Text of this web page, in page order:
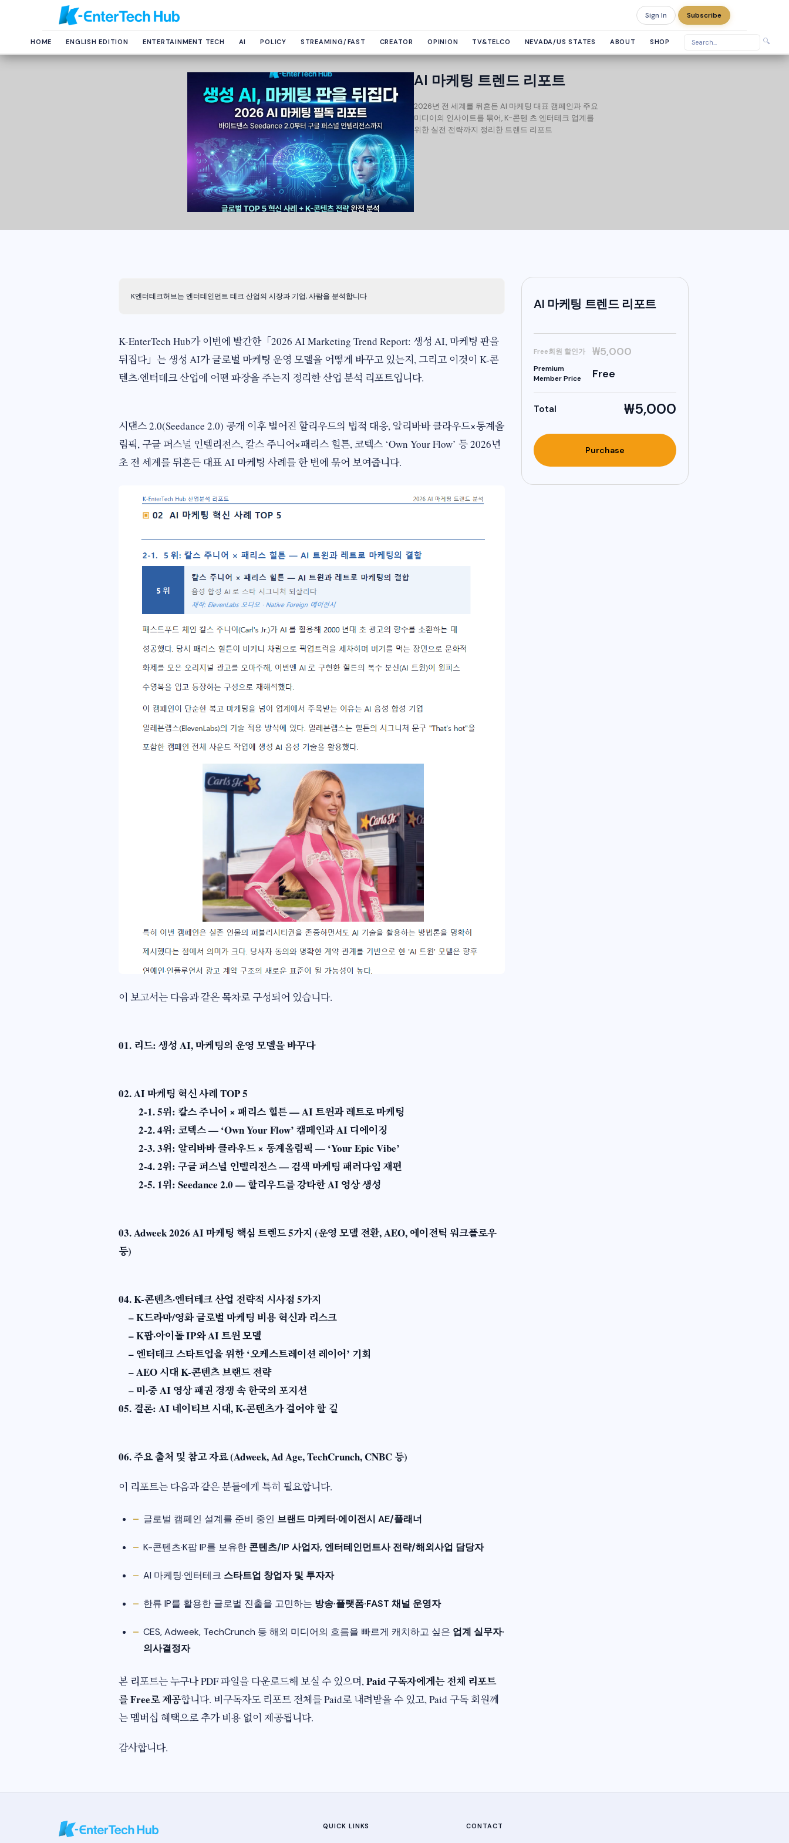
Sign In Subscribe
HOME ENGLISH EDITION ENTERTAINMENT TECH AI POLICY STREAMING/FAST CREATOR OPINION TV&TELCO NEVADA/US STATES ABOUT SHOP 🔍
AI 마케팅 트렌드 리포트
2026년 전 세계를 뒤흔든 AI 마케팅 대표 캠페인과 주요
미디이의 인사이트를 묶어, K-콘텐 츠 엔터테크 업계를
위한 실전 전략까지 정리한 트렌드 리포트
K엔터테크허브는 엔터테인먼트 테크 산업의 시장과 기업, 사람을 분석합니다
K-EnterTech Hub가 이번에 발간한「2026 AI Marketing Trend Report: 생성 AI, 마케팅 판을
뒤집다」는 생성 AI가 글로벌 마케팅 운영 모델을 어떻게 바꾸고 있는지, 그리고 이것이 K-콘
텐츠·엔터테크 산업에 어떤 파장을 주는지 정리한 산업 분석 리포트입니다.​
시댄스 2.0(Seedance 2.0) 공개 이후 벌어진 할리우드의 법적 대응, 알리바바 클라우드×동계올
림픽, 구글 퍼스널 인텔리전스, 칼스 주니어×패리스 힐튼, 코텍스 ‘Own Your Flow’ 등 2026년
초 전 세계를 뒤흔든 대표 AI 마케팅 사례를 한 번에 묶어 보여줍니다.​
이 보고서는 다음과 같은 목차로 구성되어 있습니다.​
01. 리드: 생성 AI, 마케팅의 운영 모델을 바꾸다
02. AI 마케팅 혁신 사례 TOP 5
2-1. 5위: 칼스 주니어 × 패리스 힐튼 — AI 트윈과 레트로 마케팅
2-2. 4위: 코텍스 — ‘Own Your Flow’ 캠페인과 AI 디에이징
2-3. 3위: 알리바바 클라우드 × 동계올림픽 — ‘Your Epic Vibe’
2-4. 2위: 구글 퍼스널 인텔리전스 — 검색 마케팅 패러다임 재편
2-5. 1위: Seedance 2.0 — 할리우드를 강타한 AI 영상 생성​
03. Adweek 2026 AI 마케팅 핵심 트렌드 5가지 (운영 모델 전환, AEO, 에이전틱 워크플로우
등)​
04. K-콘텐츠·엔터테크 산업 전략적 시사점 5가지
– K드라마/영화 글로벌 마케팅 비용 혁신과 리스크
– K팝·아이돌 IP와 AI 트윈 모델
– 엔터테크 스타트업을 위한 ‘오케스트레이션 레이어’ 기회
– AEO 시대 K-콘텐츠 브랜드 전략
– 미·중 AI 영상 패권 경쟁 속 한국의 포지션​
05. 결론: AI 네이티브 시대, K-콘텐츠가 걸어야 할 길
06. 주요 출처 및 참고 자료 (Adweek, Ad Age, TechCrunch, CNBC 등)​
이 리포트는 다음과 같은 분들에게 특히 필요합니다.​
글로벌 캠페인 설계를 준비 중인 브랜드 마케터·에이전시 AE/플래너
K-콘텐츠·K팝 IP를 보유한 콘텐츠/IP 사업자, 엔터테인먼트사 전략/해외사업 담당자
AI 마케팅·엔터테크 스타트업 창업자 및 투자자
한류 IP를 활용한 글로벌 진출을 고민하는 방송·플랫폼·FAST 채널 운영자
CES, Adweek, TechCrunch 등 해외 미디어의 흐름을 빠르게 캐치하고 싶은 업계 실무자·
의사결정자
본 리포트는 누구나 PDF 파일을 다운로드해 보실 수 있으며,Paid 구독자에게는 전체 리포트
를 Free로 제공합니다.​ 비구독자도 리포트 전체를 Paid로 내려받을 수 있고, Paid 구독 회원께
는 멤버십 혜택으로 추가 비용 없이 제공됩니다.​
감사합니다.
AI 마케팅 트렌드 리포트
Free회원 할인가 ₩5,000
Premium
Member Price
Free
Total ₩5,000
Purchase
QUICK LINKS CONTACT